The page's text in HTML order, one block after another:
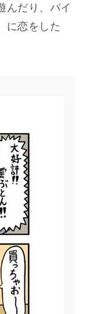
んだり、バイ
に恋をした